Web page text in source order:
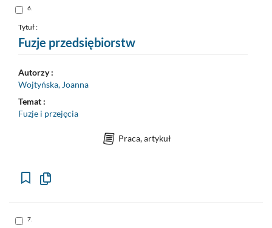
Skocz
do
nr
6
6.
Tytuł :
Fuzje przedsiębiorstw
Autorzy :
Wojtyńska, Joanna
Temat :
Fuzje i przejęcia
Praca, artykuł
Kopiuj
Skocz
do
7.